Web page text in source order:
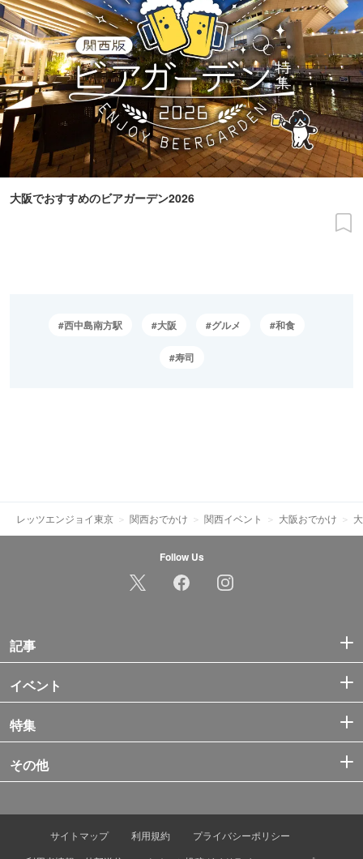
大阪でおすすめのビアガーデン2026
西中島南方駅 大阪 グルメ 和食
寿司
レッツエンジョイ東京 関西おでかけ 関西イベント 大阪おでかけ
Follow Us
記事
イベント
特集
その他
サイトマップ 利用規約
プライバシーポリシー